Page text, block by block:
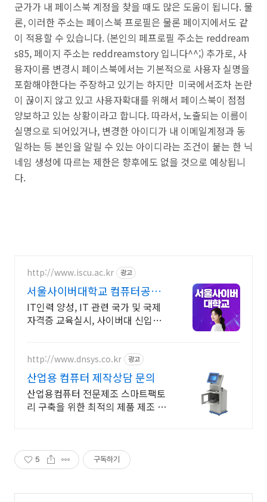
군가가 내 페이스북 계정을 찾을 때도 많은 도움이 됩니다. 물
론, 이러한 주소는 페이스북 프로필은 물론 페이지에서도 같
이 적용할 수 있습니다. (본인의 페프로필 주소는 reddream
s85, 페이지 주소는 reddreamstory 입니다^^;) 추가로, 사
용자이름 변경시 페이스북에서는 기본적으로 사용자 실명을
포함해야한다는 주장하고 있기는 하지만 미국에서조차 논란
이 끊이지 않고 있고 사용자확대를 위해서 페이스북이 점점
양보하고 있는 상황이라고 합니다. 따라서, 노출되는 이름이
실명으로 되어있거나, 변경한 아이디가 내 이메일계정과 동
일하는 등 본인을 알릴 수 있는 아이디라는 조건이 붙는 한 닉
네임 생성에 따르는 제한은 향후에도 없을 것으로 예상됩니
다.
http://www.iscu.ac.kr 광고
서울사이버대학교 컴퓨터공학
과 2026 가을학기 신편입생
IT인력 양성, IT 관련 국가 및 국제
자격증 교육실시, 사이버대 신입생
http://www.dnsys.co.kr 광고
산업용 컴퓨터 제작상담 문의
산업용컴퓨터 전문제조 스마트팩토
리 구축을 위한 최적의 제품 제조 생
5 구독하기